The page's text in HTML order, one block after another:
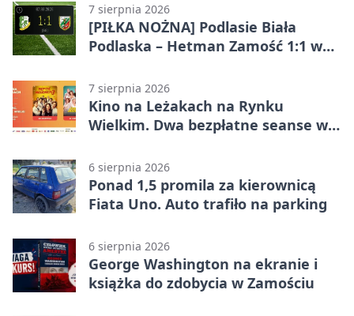
7 sierpnia 2026
[PIŁKA NOŻNA] Podlasie Biała
Podlaska – Hetman Zamość 1:1 w
podział punktów po bezbramkowej
pierwszej połowie
7 sierpnia 2026
Kino na Leżakach na Rynku
Wielkim. Dwa bezpłatne seanse w
6 sierpnia 2026
Ponad 1,5 promila za kierownicą
Fiata Uno. Auto trafiło na parking
6 sierpnia 2026
George Washington na ekranie i
książka do zdobycia w Zamościu